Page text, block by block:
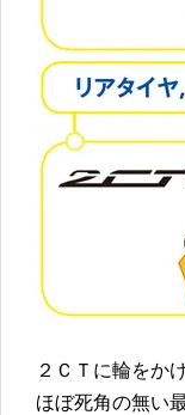
２ＣＴに輪をか
ほぼ死角の無い